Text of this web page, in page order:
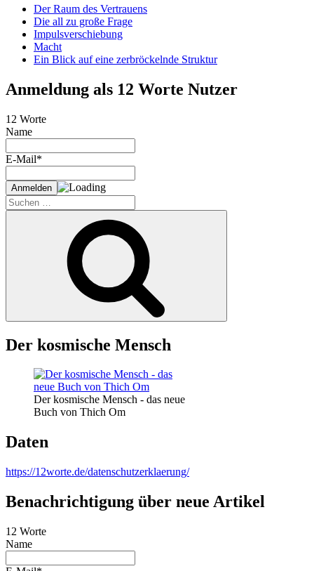
Der Raum des Vertrauens
Die all zu große Frage
Impulsverschiebung
Macht
Ein Blick auf eine zerbröckelnde Struktur
Anmeldung als 12 Worte Nutzer
12 Worte
Name
E-Mail*
Suche
nach:
Der kosmische Mensch
Der kosmische Mensch - das neue
Buch von Thich Om
Daten
https://12worte.de/datenschutzerklaerung/
Benachrichtigung über neue Artikel
12 Worte
Name